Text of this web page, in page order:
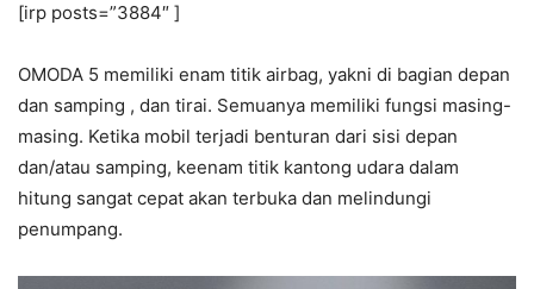
[irp posts=”3884″ ]
OMODA 5 memiliki enam titik airbag, yakni di bagian depan
dan samping , dan tirai. Semuanya memiliki fungsi masing-
masing. Ketika mobil terjadi benturan dari sisi depan
dan/atau samping, keenam titik kantong udara dalam
hitung sangat cepat akan terbuka dan melindungi
penumpang.